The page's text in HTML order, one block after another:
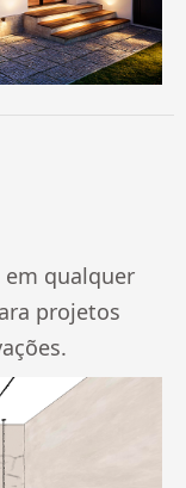
em qualquer
projetos